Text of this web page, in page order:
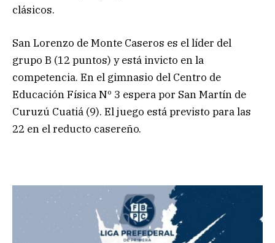
clásicos.
San Lorenzo de Monte Caseros es el líder del
grupo B (12 puntos) y está invicto en la
competencia. En el gimnasio del Centro de
Educación Física Nº 3 espera por San Martín de
Curuzú Cuatiá (9). El juego está previsto para las
22 en el reducto casereño.